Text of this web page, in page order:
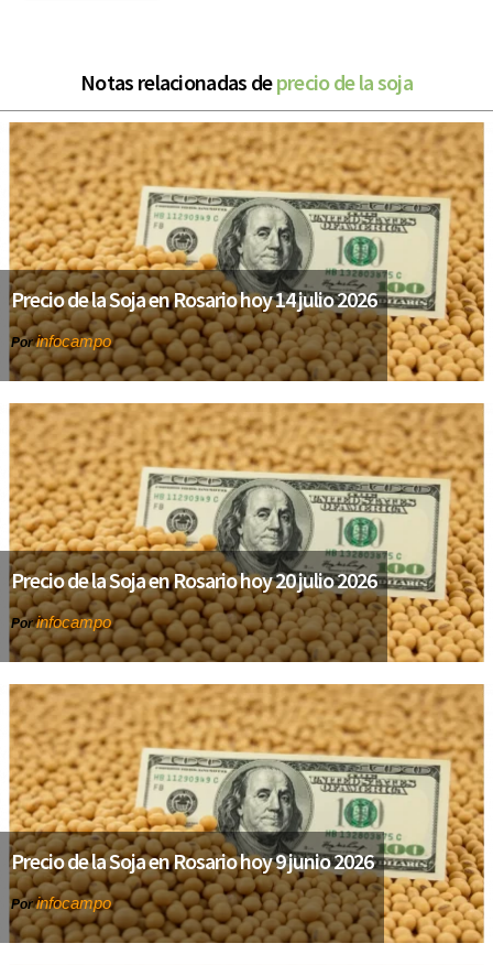
Notas relacionadas deprecio de la soja
Precio de la Soja en Rosario hoy 14 julio 2026
Porinfocampo
Precio de la Soja en Rosario hoy 20 julio 2026
Porinfocampo
Precio de la Soja en Rosario hoy 9 junio 2026
Porinfocampo